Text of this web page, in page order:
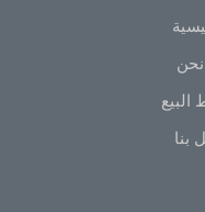
البيع
بنا